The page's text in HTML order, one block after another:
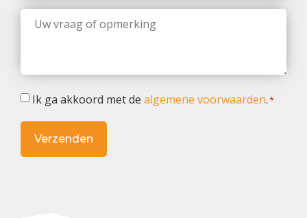
Uw
vraag
Toestemming
Ik ga akkoord met de algemene voorwaarden.*